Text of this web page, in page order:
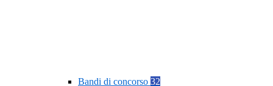
Bandi di concorso 32